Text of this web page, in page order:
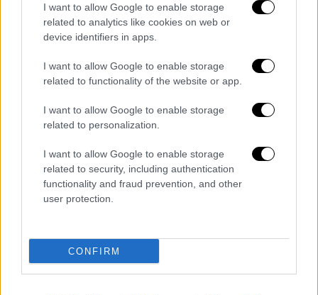
I want to allow Google to enable storage
related to analytics like cookies on web or
device identifiers in apps.
I want to allow Google to enable storage
related to functionality of the website or app.
I want to allow Google to enable storage
related to personalization.
I want to allow Google to enable storage
related to security, including authentication
functionality and fraud prevention, and other
user protection.
CONFIRM
Στο τέλος της ημέρας, η γνώση για το
πείσμα του Πόντιου, υπάρχει. Πείσμα όχι με
την κακή έννοια. Μόνο με την καλή. Πείσμα
για να νικήσει, να κατακτήσει, να μεγαλώσει,
να εκτοξεύσει. Τα έκανε όλα. Θυμηθείτε
απλά που ήταν συνολικά ο ΠΑΟΚ μία μέρα
πριν αναλάβει ο Ιβάν και που είναι σήμερα.
Μια διαδικασία όχι παρελθοντική. Βρίσκεται
σε εξέλιξη. Έχουν πολλά να γίνουν ακόμα.
Όποιος τολμά, ας ποντάρει κόντρα στον
ισχυρό άνδρα του
Μπέρδεψαν την σιωπή με αδυναμία. Την
ηρεμία με έλλειψη δύναμης. Ετοίμασαν σε
πακέτο πολυτελούς δώρου με λαμπερό